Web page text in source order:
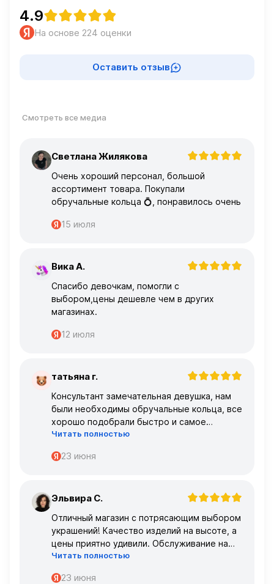
4.9
На основе 224 оценки
Оставить отзыв
Смотреть все медиа
С Светлана Жилякова
Очень хороший персонал, большой
ассортимент товара. Покупали
обручальные кольца 💍, понравилось очень
15 июля
В Вика А.
Спасибо девочкам, помогли с
выбором,цены дешевле чем в других
магазинах.
12 июля
Т татьяна г.
Консультант замечательная девушка, нам
были необходимы обручальные кольца, все
хорошо подобрали быстро и самое
главное, что все подошло по размеру с
Читать полностью
23 июня
Э Эльвира С.
Отличный магазин с потрясающим выбором
украшений! Качество изделий на высоте, а
цены приятно удивили. Обслуживание на
высшем уровне – консультанты очень
Читать полностью
23 июня